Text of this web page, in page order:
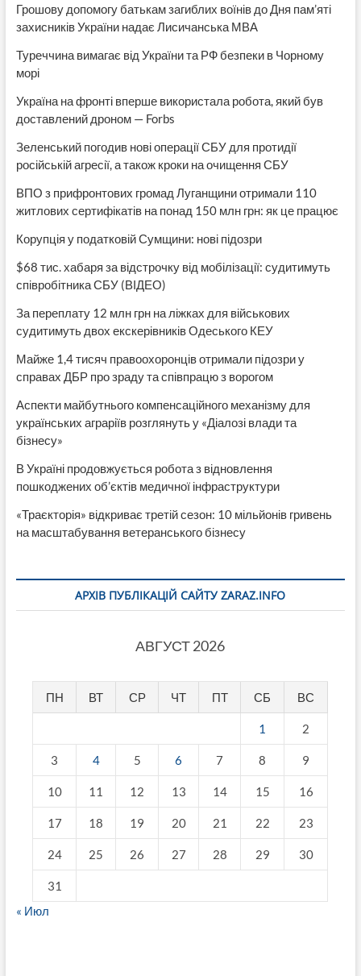
Грошову допомогу батькам загиблих воїнів до Дня пам’яті
захисників України надає Лисичанська МВА
Туреччина вимагає від України та РФ безпеки в Чорному
морі
Україна на фронті вперше використала робота, який був
доставлений дроном — Forbs
Зеленський погодив нові операції СБУ для протидії
російській агресії, а також кроки на очищення СБУ
ВПО з прифронтових громад Луганщини отримали 110
житлових сертифікатів на понад 150 млн грн: як це працює
Корупція у податковій Сумщини: нові підозри
$68 тис. хабаря за відстрочку від мобілізації: судитимуть
співробітника СБУ (ВІДЕО)
За переплату 12 млн грн на ліжках для військових
судитимуть двох екскерівників Одеського КЕУ
Майже 1,4 тисяч правоохоронців отримали підозри у
справах ДБР про зраду та співпрацю з ворогом
Аспекти майбутнього компенсаційного механізму для
українських аграріїв розглянуть у «Діалозі влади та
бізнесу»
В Україні продовжується робота з відновлення
пошкоджених об’єктів медичної інфраструктури
«Траєкторія» відкриває третій сезон: 10 мільйонів гривень
на масштабування ветеранського бізнесу
АРХІВ ПУБЛІКАЦІЙ САЙТУ ZARAZ.INFO
АВГУСТ 2026
ПН ВТ СР ЧТ ПТ СБ ВС
1 2
3 4 5 6 7 8 9
10 11 12 13 14 15 16
17 18 19 20 21 22 23
24 25 26 27 28 29 30
31
« Июл